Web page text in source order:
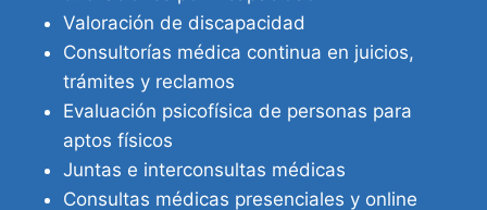
Valoración de discapacidad
Consultorías médica continua en juicios,
trámites y reclamos
Evaluación psicofísica de personas para
aptos físicos
Juntas e interconsultas médicas
Consultas médicas presenciales y online